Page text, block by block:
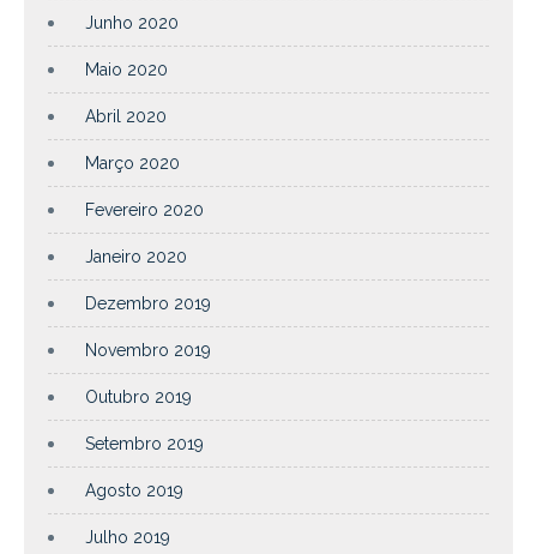
Junho 2020
Maio 2020
Abril 2020
Março 2020
Fevereiro 2020
Janeiro 2020
Dezembro 2019
Novembro 2019
Outubro 2019
Setembro 2019
Agosto 2019
Julho 2019